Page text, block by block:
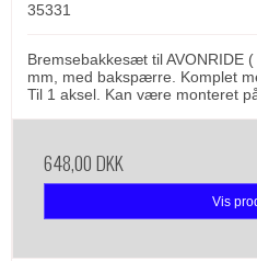
35331
Bremsebakkesæt til AVONRIDE
mm, med bakspærre. Komplet
Til 1 aksel. Kan være monteret
648,00 DKK
Vis